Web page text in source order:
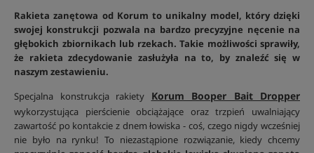
Rakieta zanętowa od Korum to unikalny model, który dzięki
swojej konstrukcji pozwala na bardzo precyzyjne nęcenie na
głębokich zbiornikach lub rzekach. Takie możliwości sprawiły,
że rakieta zdecydowanie zasłużyła na to, by znaleźć się w
naszym zestawieniu.
Specjalna konstrukcja rakiety Korum Booper Bait Dropper
wykorzystująca pierścienie obciążające oraz trzpień uwalniający
zawartość po kontakcie z dnem łowiska - coś, czego nigdy wcześniej
nie było na rynku! To niezastąpione rozwiązanie, kiedy chcemy